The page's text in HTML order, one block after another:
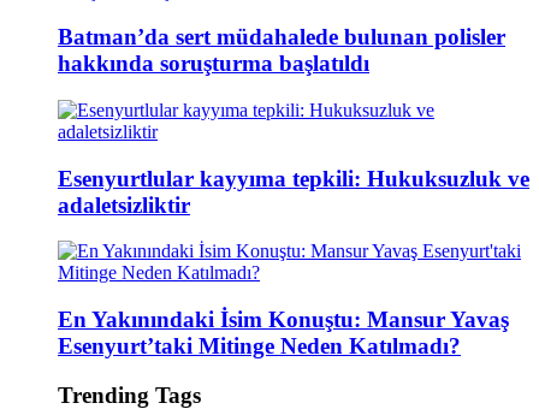
Batman’da sert müdahalede bulunan polisler
hakkında soruşturma başlatıldı
Esenyurtlular kayyıma tepkili: Hukuksuzluk ve
adaletsizliktir
En Yakınındaki İsim Konuştu: Mansur Yavaş
Esenyurt’taki Mitinge Neden Katılmadı?
Trending Tags